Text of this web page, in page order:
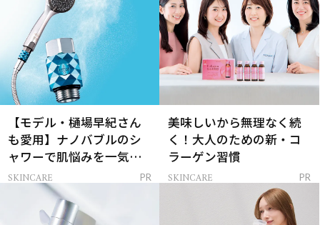
【モデル・樋場早紀さん
も愛用】ナノバブルのシ
ャワーで肌悩みを一気に
解決
SKINCARE PR
美味しいから無理なく続
く！大人のための新・コ
ラーゲン習慣
SKINCARE PR